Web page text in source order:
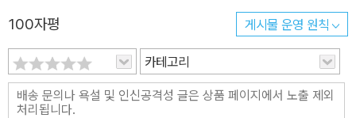
처음 등장하면서 사회적 성격이 만들어진다. 미국사회에서 에이즈는
성 문제와 질병 문제가 복합적으로 작용하면서 그 사회적 성격을 형
성하였다. 즉 성 해방과 성 정체성을 둘러싼 집단갈등이 에이즈라는
새로운 질병과 맞물리면서 갈등이 새롭게 구성되고 확대되었다. 반면
한국사회에서는 성을 둘러싼 사회적 갈등은 심각하지 않았다. 성 해
100자평 게시물 운영 원칙
카테고리